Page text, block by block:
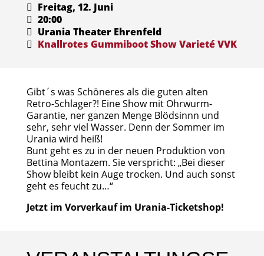
Freitag, 12. Juni
20:00
Urania Theater Ehrenfeld
Knallrotes GummibootShowVarietéVVK
Gibt´s was Schöneres als die guten alten
Retro-Schlager?! Eine Show mit Ohrwurm-
Garantie, ner ganzen Menge Blödsinnn und
sehr, sehr viel Wasser. Denn der Sommer im
Urania wird heiß!
Bunt geht es zu in der neuen Produktion von
Bettina Montazem. Sie verspricht: „Bei dieser
Show bleibt kein Auge trocken. Und auch sonst
geht es feucht zu…“
Jetzt im Vorverkauf im Urania-Ticketshop!